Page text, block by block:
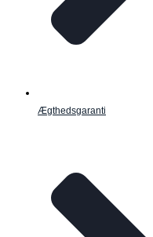
Ægthedsgaranti